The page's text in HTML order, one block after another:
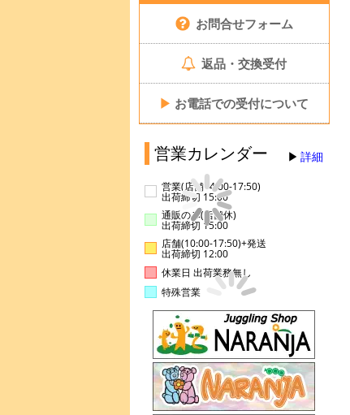
お問合せフォーム
返品・交換受付
▶ お電話での受付について
営業カレンダー 詳細
営業(店舗14:00-17:50)
出荷締切 15:00
通販のみ(店舗休)
出荷締切 15:00
店舗(10:00-17:50)+発送
出荷締切 12:00
休業日 出荷業務無し
特殊営業